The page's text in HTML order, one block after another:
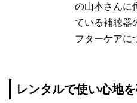
の山本さんに
ている補聴器
フターケアに
レンタルで使い心地